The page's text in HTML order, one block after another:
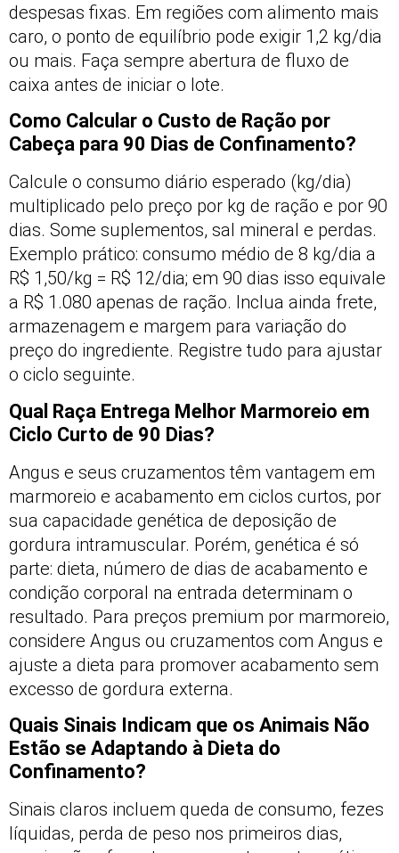
despesas fixas. Em regiões com alimento mais
caro, o ponto de equilíbrio pode exigir 1,2 kg/dia
ou mais. Faça sempre abertura de fluxo de
caixa antes de iniciar o lote.
Como Calcular o Custo de Ração por
Cabeça para 90 Dias de Confinamento?
Calcule o consumo diário esperado (kg/dia)
multiplicado pelo preço por kg de ração e por 90
dias. Some suplementos, sal mineral e perdas.
Exemplo prático: consumo médio de 8 kg/dia a
R$ 1,50/kg = R$ 12/dia; em 90 dias isso equivale
a R$ 1.080 apenas de ração. Inclua ainda frete,
armazenagem e margem para variação do
preço do ingrediente. Registre tudo para ajustar
o ciclo seguinte.
Qual Raça Entrega Melhor Marmoreio em
Ciclo Curto de 90 Dias?
Angus e seus cruzamentos têm vantagem em
marmoreio e acabamento em ciclos curtos, por
sua capacidade genética de deposição de
gordura intramuscular. Porém, genética é só
parte: dieta, número de dias de acabamento e
condição corporal na entrada determinam o
resultado. Para preços premium por marmoreio,
considere Angus ou cruzamentos com Angus e
ajuste a dieta para promover acabamento sem
excesso de gordura externa.
Quais Sinais Indicam que os Animais Não
Estão se Adaptando à Dieta do
Confinamento?
Sinais claros incluem queda de consumo, fezes
líquidas, perda de peso nos primeiros dias,